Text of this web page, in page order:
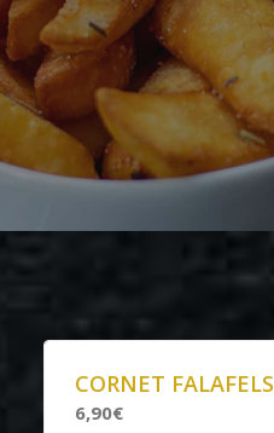
CORNET FALAFELS
6,90€